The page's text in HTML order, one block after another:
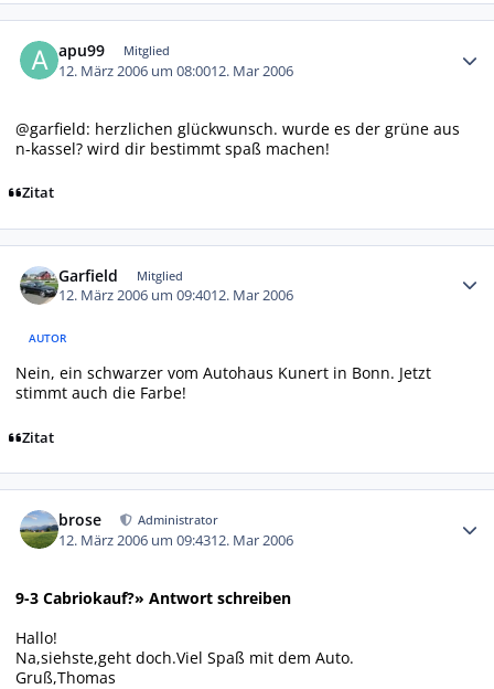
apu99 Mitglied
12. März 2006 um 08:0012. Mar 2006
@garfield: herzlichen glückwunsch. wurde es der grüne aus
n-kassel? wird dir bestimmt spaß machen!
Zitat
Garfield Mitglied
12. März 2006 um 09:4012. Mar 2006
AUTOR
Nein, ein schwarzer vom Autohaus Kunert in Bonn. Jetzt
stimmt auch die Farbe!
Zitat
brose Administrator
12. März 2006 um 09:4312. Mar 2006
9-3 Cabriokauf?» Antwort schreiben
Hallo!
Na,siehste,geht doch.Viel Spaß mit dem Auto.
Gruß,Thomas